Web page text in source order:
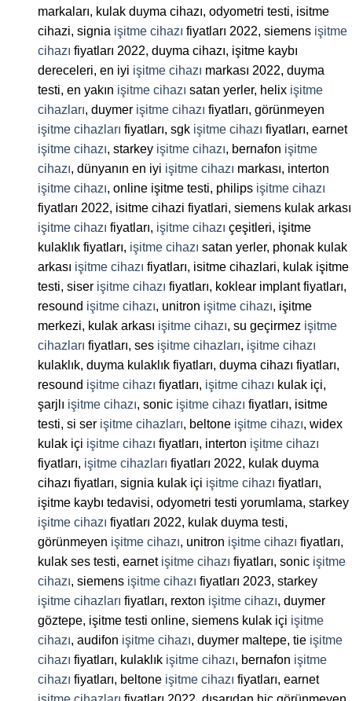
markaları, kulak duyma cihazı, odyometri testi, isitme
cihazi, signia işitme cihazı fiyatları 2022, siemens işitme
cihazı fiyatları 2022, duyma cihazı, işitme kaybı
dereceleri, en iyi işitme cihazı markası 2022, duyma
testi, en yakın işitme cihazı satan yerler, helix işitme
cihazları, duymer işitme cihazı fiyatları, görünmeyen
işitme cihazları fiyatları, sgk işitme cihazı fiyatları, earnet
işitme cihazı, starkey işitme cihazı, bernafon işitme
cihazı, dünyanın en iyi işitme cihazı markası, interton
işitme cihazı, online işitme testi, philips işitme cihazı
fiyatları 2022, isitme cihazi fiyatlari, siemens kulak arkası
işitme cihazı fiyatları, işitme cihazı çeşitleri, işitme
kulaklık fiyatları, işitme cihazı satan yerler, phonak kulak
arkası işitme cihazı fiyatları, isitme cihazlari, kulak işitme
testi, siser işitme cihazı fiyatları, koklear implant fiyatları,
resound işitme cihazı, unitron işitme cihazı, işitme
merkezi, kulak arkası işitme cihazı, su geçirmez işitme
cihazları fiyatları, ses işitme cihazları, işitme cihazı
kulaklık, duyma kulaklık fiyatları, duyma cihazı fiyatları,
resound işitme cihazı fiyatları, işitme cihazı kulak içi,
şarjlı işitme cihazı, sonic işitme cihazı fiyatları, isitme
testi, si ser işitme cihazları, beltone işitme cihazı, widex
kulak içi işitme cihazı fiyatları, interton işitme cihazı
fiyatları, işitme cihazları fiyatları 2022, kulak duyma
cihazı fiyatları, signia kulak içi işitme cihazı fiyatları,
işitme kaybı tedavisi, odyometri testi yorumlama, starkey
işitme cihazı fiyatları 2022, kulak duyma testi,
görünmeyen işitme cihazı, unitron işitme cihazı fiyatları,
kulak ses testi, earnet işitme cihazı fiyatları, sonic işitme
cihazı, siemens işitme cihazı fiyatları 2023, starkey
işitme cihazları fiyatları, rexton işitme cihazı, duymer
göztepe, işitme testi online, siemens kulak içi işitme
cihazı, audifon işitme cihazı, duymer maltepe, tie işitme
cihazı fiyatları, kulaklık işitme cihazı, bernafon işitme
cihazı fiyatları, beltone işitme cihazı fiyatları, earnet